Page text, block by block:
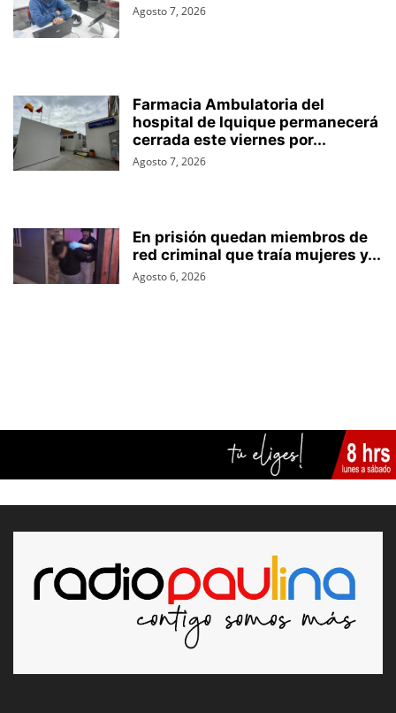
Agosto 7, 2026
Farmacia Ambulatoria del
hospital de Iquique permanecerá
cerrada este viernes por...
Agosto 7, 2026
En prisión quedan miembros de
red criminal que traía mujeres y...
Agosto 6, 2026